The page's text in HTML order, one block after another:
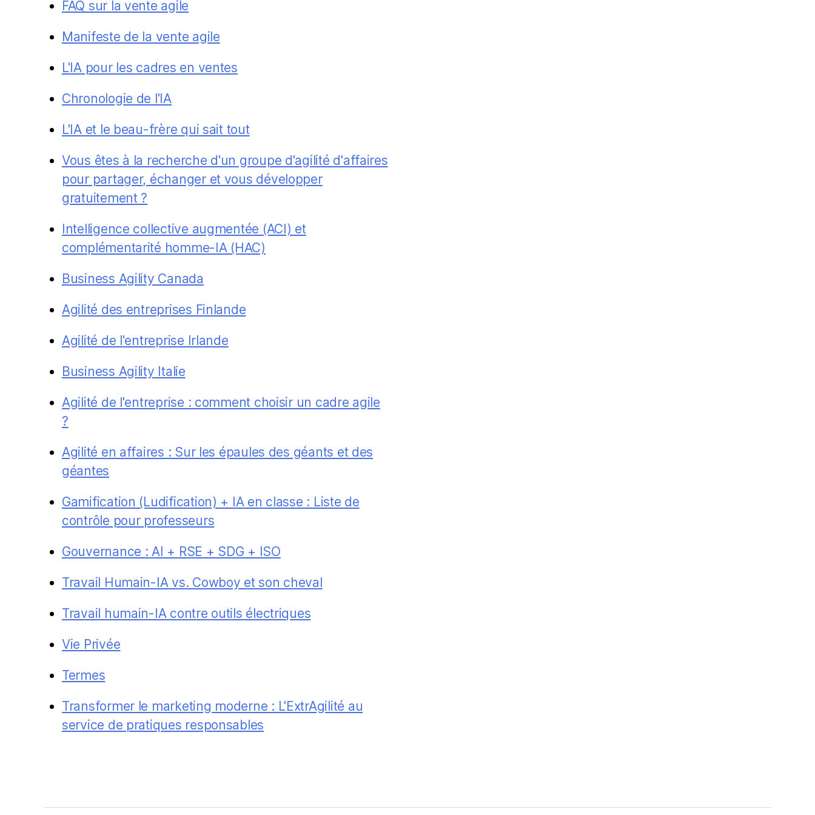
FAQ sur la vente agile
Manifeste de la vente agile
L'IA pour les cadres en ventes
Chronologie de l'IA
L'IA et le beau-frère qui sait tout
Vous êtes à la recherche d'un groupe d'agilité d'affaires
pour partager, échanger et vous développer
gratuitement ?
Intelligence collective augmentée (ACI) et
complémentarité homme-IA (HAC)
Business Agility Canada
Agilité des entreprises Finlande
Agilité de l'entreprise Irlande
Business Agility Italie
Agilité de l'entreprise : comment choisir un cadre agile
?
Agilité en affaires : Sur les épaules des géants et des
géantes
Gamification (Ludification) + IA en classe : Liste de
contrôle pour professeurs
Gouvernance : AI + RSE + SDG + ISO
Travail Humain-IA vs. Cowboy et son cheval
Travail humain-IA contre outils électriques
Vie Privée
Termes
Transformer le marketing moderne : L'ExtrAgilité au
service de pratiques responsables